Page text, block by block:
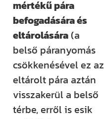
mértékű pára
befogadására és
eltárolására(a
belső páranyomás
csökkenésével ez az
eltárolt pára aztán
visszakerül a belső
térbe, erről is esik